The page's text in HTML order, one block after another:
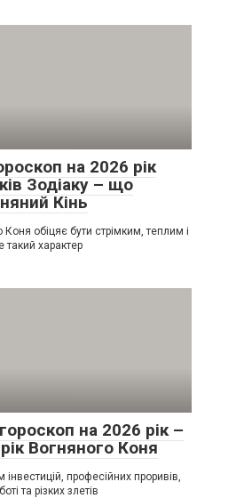
на 2026 рік
Зодіаку – що
Кінь
Коня обіцяє бути стрімким, теплим і
характер
на 2026 рік –
Вогняного Коня
інвестицій, професійних проривів,
та різких злетів